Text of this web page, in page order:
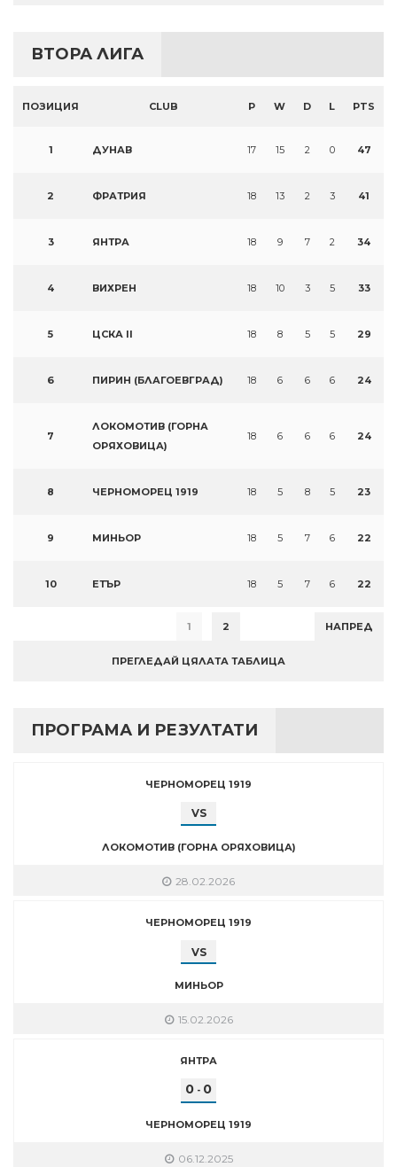
ВТОРА ЛИГА
ПОЗИЦИЯ CLUB P W D L PTS
1 ДУНАВ 17 15 2 0 47
2 ФРАТРИЯ 18 13 2 3 41
3 ЯНТРА 18 9 7 2 34
4 ВИХРЕН 18 10 3 5 33
5 ЦСКА II 18 8 5 5 29
6 ПИРИН (БЛАГОЕВГРАД) 18 6 6 6 24
7
ЛОКОМОТИВ (ГОРНА
ОРЯХОВИЦА)
18 6 6 6 24
8 ЧЕРНОМОРЕЦ 1919 18 5 8 5 23
9 МИНЬОР 18 5 7 6 22
10 ЕТЪР 18 5 7 6 22
1 2 НАПРЕД
ПРЕГЛЕДАЙ ЦЯЛАТА ТАБЛИЦА
ПРОГРАМА И РЕЗУЛТАТИ
ЧЕРНОМОРЕЦ 1919
VS
ЛОКОМОТИВ (ГОРНА ОРЯХОВИЦА)
28.02.2026
ЧЕРНОМОРЕЦ 1919
VS
МИНЬОР
15.02.2026
ЯНТРА
0 - 0
ЧЕРНОМОРЕЦ 1919
06.12.2025